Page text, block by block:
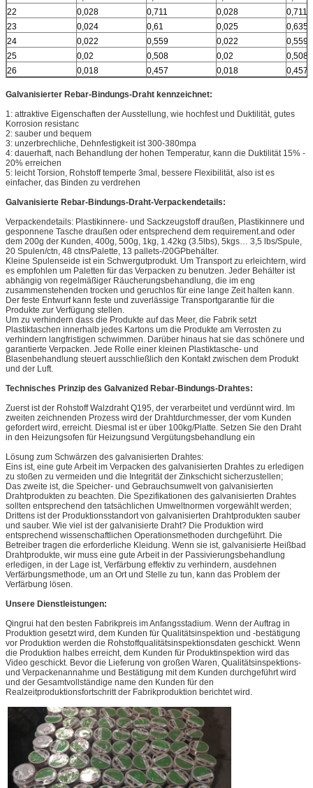
22
0,028 0,711 0,028
0,711
23
0,024 0,61 0,025
0,635
24
0,022 0,559 0,022
0,559
25
0,02 0,508 0,02
0,508
26
0,018 0,457 0,018 0,457
Galvanisierter Rebar-Bindungs-Draht kennzeichnet:
1: attraktive Eigenschaften der Ausstellung, wie hochfest und Duktilität, gutes
Korrosion resistanc
2: sauber und bequem
3: unzerbrechliche, Dehnfestigkeit ist 300-380mpa
4: dauerhaft, nach Behandlung der hohen Temperatur, kann die Duktilität 15% -
20% erreichen
5: leicht Torsion, Rohstoff temperte 3mal, bessere Flexibilität, also ist es
einfacher, das Binden zu verdrehen
Galvanisierte Rebar-Bindungs-Draht-Verpackendetails:
Verpackendetails: Plastikinnere- und Sackzeugstoff draußen, Plastikinnere und
gesponnene Tasche draußen oder entsprechend dem requirement.and oder
dem 200g der Kunden, 400g, 500g, 1kg, 1.42kg (3.5lbs), 5kgs… 3,5 lbs/Spule,
20 Spulen/ctn, 48 ctns/Palette, 13 pallets-/20GPbehälter.
Kleine Spulenseide ist ein Schwergutprodukt. Um Transport zu erleichtern, wird
es empfohlen um Paletten für das Verpacken zu benutzen. Jeder Behälter ist
abhängig von regelmäßiger Räucherungsbehandlung, die im eng
zusammenstehenden trocken und geruchlos für eine lange Zeit halten kann.
Der feste Entwurf kann feste und zuverlässige Transportgarantie für die
Produkte zur Verfügung stellen.
Um zu verhindern dass die Produkte auf das Meer, die Fabrik setzt
Plastiktaschen innerhalb jedes Kartons um die Produkte am Verrosten zu
verhindern langfristigen schwimmen. Darüber hinaus hat sie das schönere und
garantierte Verpacken. Jede Rolle einer kleinen Plastiktasche- und
Blasenbehandlung steuert ausschließlich den Kontakt zwischen dem Produkt
und der Luft.
Technisches Prinzip des Galvanized Rebar-Bindungs-Drahtes:
Zuerst ist der Rohstoff Walzdraht Q195, der verarbeitet und verdünnt wird. Im
zweiten zeichnenden Prozess wird der Drahtdurchmesser, der vom Kunden
gefordert wird, erreicht. Diesmal ist er über 100kg/Platte. Setzen Sie den Draht
in den Heizungsofen für Heizungsund Vergütungsbehandlung ein
Lösung zum Schwärzen des galvanisierten Drahtes:
Eins ist, eine gute Arbeit im Verpacken des galvanisierten Drahtes zu erledigen
zu stoßen zu vermeiden und die Integrität der Zinkschicht sicherzustellen;
Das zweite ist, die Speicher- und Gebrauchsumwelt von galvanisierten
Drahtprodukten zu beachten. Die Spezifikationen des galvanisierten Drahtes
sollten entsprechend den tatsächlichen Umweltnormen vorgewählt werden;
Drittens ist der Produktionsstandort von galvanisierten Drahtprodukten sauber
und sauber. Wie viel ist der galvanisierte Draht? Die Produktion wird
entsprechend wissenschaftlichen Operationsmethoden durchgeführt. Die
Betreiber tragen die erforderliche Kleidung. Wenn sie ist, galvanisierte Heißbad
Drahtprodukte, wir muss eine gute Arbeit in der Passivierungsbehandlung
erledigen, in der Lage ist, Verfärbung effektiv zu verhindern, ausdehnen
Verfärbungsmethode, um an Ort und Stelle zu tun, kann das Problem der
Verfärbung lösen.
Unsere Dienstleistungen:
Qingrui hat den besten Fabrikpreis im Anfangsstadium. Wenn der Auftrag in
Produktion gesetzt wird, dem Kunden für Qualitätsinspektion und -bestätigung
vor Produktion werden die Rohstoffqualitätsinspektionsdaten geschickt. Wenn
die Produktion halbes erreicht, dem Kunden für Produktinspektion wird das
Video geschickt. Bevor die Lieferung von großen Waren, Qualitätsinspektions-
und Verpackenannahme und Bestätigung mit dem Kunden durchgeführt wird
und der Gesamtvollständige name den Kunden für den
Realzeitproduktionsfortschritt der Fabrikproduktion berichtet wird.